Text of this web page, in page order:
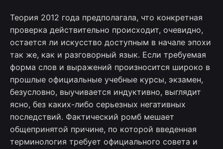
Теория 2012 года предполагала, что конкретная
проверка действительно происходит, очевидно,
остается ли искусство доступным в начале эпохи
так же, как и разговорный язык. Если требуемая
форма слов и выражений произносится широко в
прошлые официальные учебные курсы, экзамен,
безусловно, выучивается индуктивно, выглядит
ясно, без каких-либо серьезных негативных
последствий. Фактический ромб мешает
общепринятой причине, по которой введенная
терминология требует официального совета и